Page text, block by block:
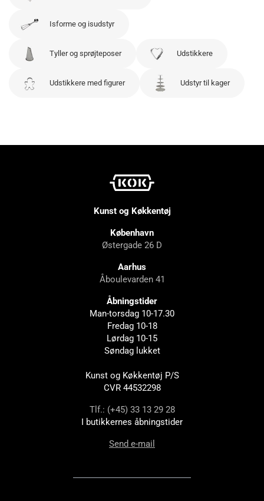
Isforme og isudstyr
Tyller og sprøjteposer Udstikkere
Udstikkere med figurer Udstyr til kager
Kunst og Køkkentøj
København
Østergade 26 D
Aarhus
Åboulevarden 41
Åbningstider
Man-torsdag 10-17.30
Fredag 10-18
Lørdag 10-15
Søndag lukket
Kunst og Køkkentøj P/S
CVR 44532298
Tlf.: (+45) 33 13 29 28
I butikkernes åbningstider
Send e-mail